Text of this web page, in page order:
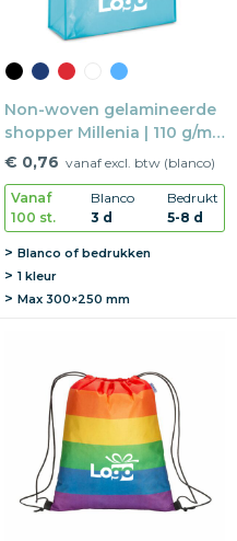
Non-woven gelamineerde
shopper Millenia | 110 g/m²
| 40×36×12 cm | Met bodem
€ 0,76 vanaf excl. btw (blanco)
Vanaf
100 st.
Blanco
3 d
Bedrukt
5-8 d
Blanco of bedrukken
1 kleur
Max 300×250 mm